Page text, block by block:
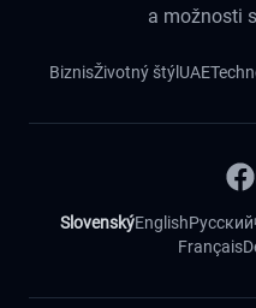
a možnosti
BiznisŽivotný štýl UAE
SlovenskýEnglishРусский
Français